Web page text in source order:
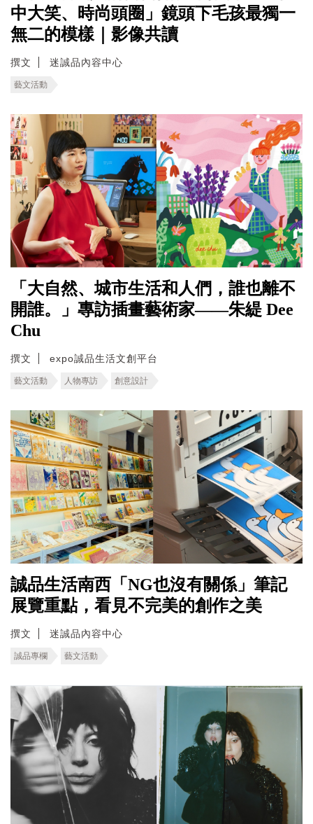
中大笑、時尚頭圈」鏡頭下毛孩最獨一
無二的模樣｜影像共讀
撰文 迷誠品內容中心
藝文活動
「大自然、城市生活和人們，誰也離不
開誰。」專訪插畫藝術家——朱緹 Dee
Chu
撰文 expo誠品生活文創平台
藝文活動 人物專訪 創意設計
誠品生活南西「NG也沒有關係」筆記
展覽重點，看見不完美的創作之美
撰文 迷誠品內容中心
誠品專欄 藝文活動